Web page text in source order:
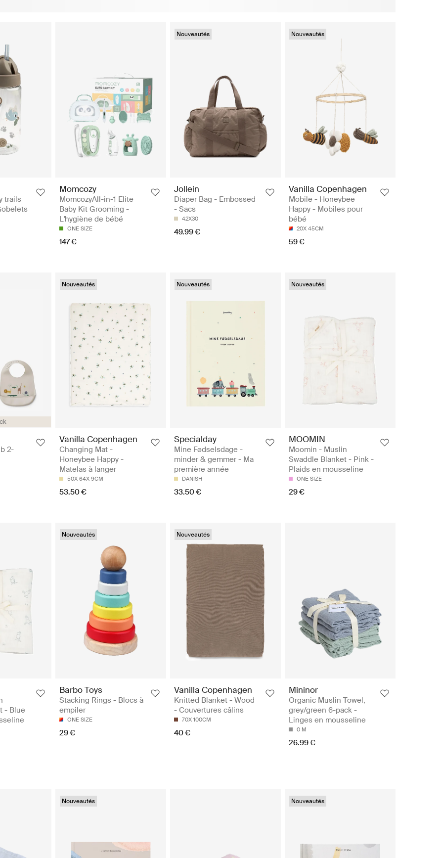
trails
Momcozy
MomcozyAll-in-1 Elite
Baby Kit Grooming -
L'hygiène de bébé
ONE SIZE
147 €
Nouveautés
Jollein
Diaper Bag - Embossed
- Sacs
42X30
49.99 €
Nouveautés
Vanilla Copenhagen
Mobile - Honeybee
Happy - Mobiles pour
bébé
20X 45CM
59 €
2-
Nouveautés
Vanilla Copenhagen
Changing Mat -
Honeybee Happy -
Matelas à langer
50X 64X 9CM
53.50 €
Nouveautés
Specialday
Mine Fødselsdage -
minder & gemmer - Ma
première année
DANISH
33.50 €
Nouveautés
MOOMIN
Moomin - Muslin
Swaddle Blanket - Pink -
Plaids en mousseline
ONE SIZE
29 €
- Blue
Nouveautés
Barbo Toys
Stacking Rings - Blocs à
empiler
ONE SIZE
29 €
Nouveautés
Vanilla Copenhagen
Knitted Blanket - Wood
- Couvertures câlins
70X 100CM
40 €
Mininor
Organic Muslin Towel,
grey/green 6-pack -
Linges en mousseline
0 M
26.99 €
Nouveautés Nouveautés